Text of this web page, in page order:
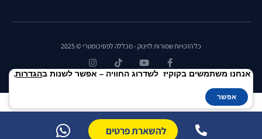
כל הזכויות שמורות לזינוק - מכללה לפסיכומטרי © 2025
להשארת פרטים
אנחנו משתמשים בקוקיז לשדרוג החוויה – אפשר לשנות בהגדרות.
אפשר